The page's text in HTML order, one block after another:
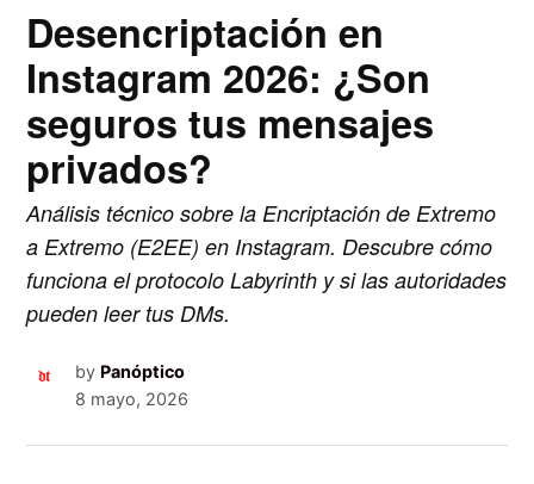
Desencriptación en
Instagram 2026: ¿Son
seguros tus mensajes
privados?
Análisis técnico sobre la Encriptación de Extremo
a Extremo (E2EE) en Instagram. Descubre cómo
funciona el protocolo Labyrinth y si las autoridades
pueden leer tus DMs.
by Panóptico
8 mayo, 2026